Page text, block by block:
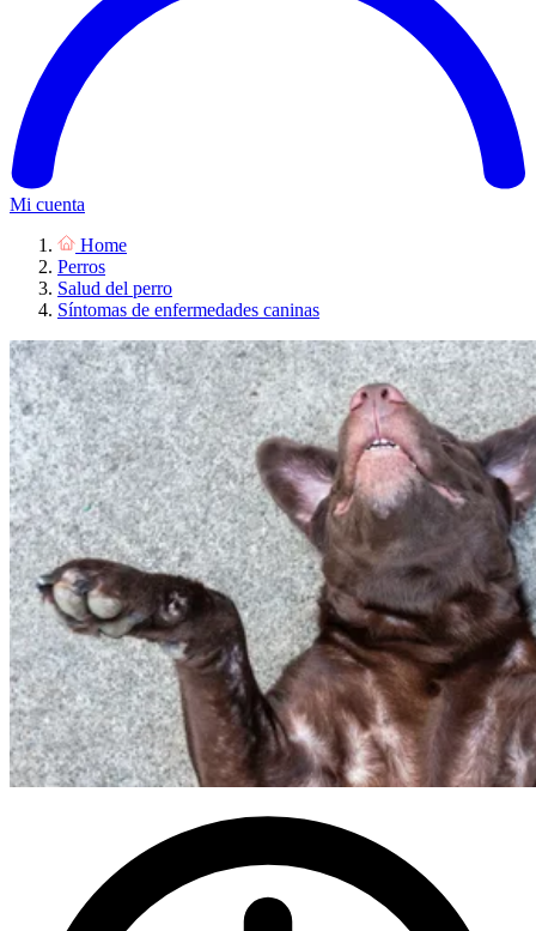
Mi cuenta
Home
Perros
Salud del perro
Síntomas de enfermedades caninas